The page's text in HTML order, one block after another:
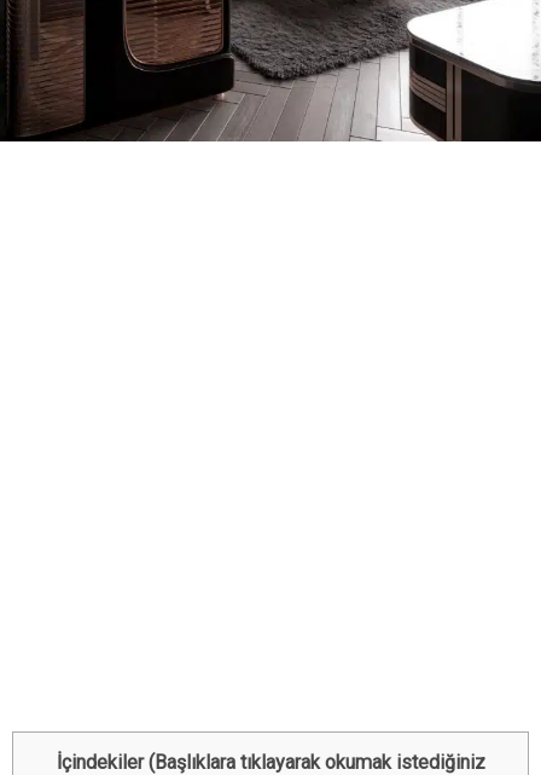
İçindekiler (Başlıklara tıklayarak okumak istediğiniz